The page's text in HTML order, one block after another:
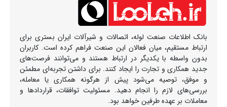
بانک اطلاعات صنعت لوله، اتصالات و شیرآلات ایران بستری برای
ارتباط مستقیم، میان فعالان این صنعت فراهم کرده است. کاربران
بدون واسطه با یکدیگر در ارتباط هستند و می‌توانند فرصت‌های
جدید همکاری و تجارت را ایجاد کنند. برای داشتن تجربه‌ای مطمئن
و موفق، توصیه می‌شود پیش از هرگونه همکاری یا معامله،
بررسی‌های لازم را انجام دهید. مسئولیت توافقات، قراردادها و
معاملات بر عهده طرفین خواهد بود.